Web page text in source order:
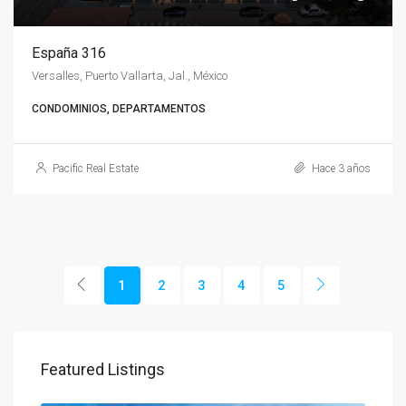
España 316
Versalles, Puerto Vallarta, Jal., México
CONDOMINIOS, DEPARTAMENTOS
Pacific Real Estate Hace 3 años
1 2 3 4 5
Featured Listings